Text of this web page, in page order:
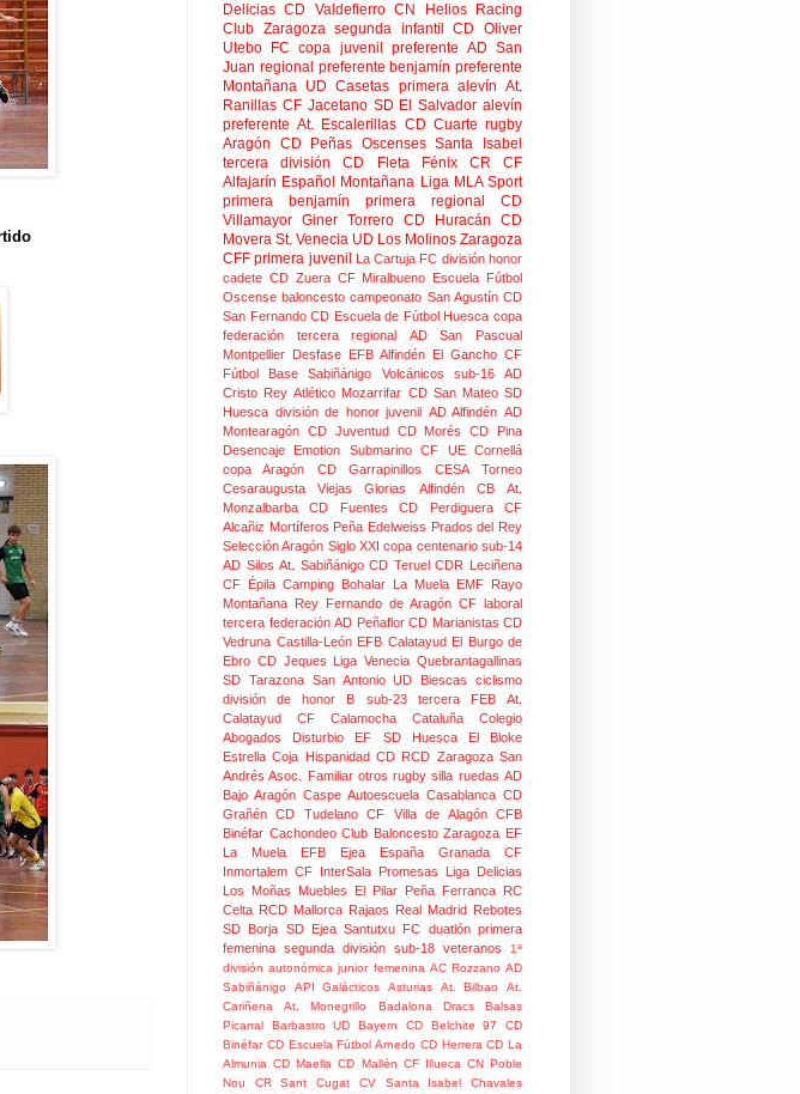
Delicias CD Valdefierro CN Helios
Racing
Club Zaragoza segunda infantil
CD Oliver
Utebo FC copa juvenil preferente AD San
Juan regional preferente benjamín preferente
Montañana UD Casetas primera alevín At.
Ranillas CF Jacetano SD El Salvador alevín
preferente At. Escalerillas CD Cuarte rugby
Aragón
CD Peñas Oscenses Santa Isabel
tercera división
CD Fleta Fénix CR
CF
Alfajarín Español Montañana Liga MLA Sport
primera benjamín
primera regional
CD
Villamayor Giner Torrero CD Huracán
CD
Movera St. Venecia UD Los Molinos Zaragoza
CFF primera juvenil La Cartuja FC división honor
cadete CD Zuera CF Miralbueno Escuela Fútbol
Oscense baloncesto campeonato San Agustín CD
San Fernando CD Escuela de Fútbol Huesca copa
federación
tercera regional
AD San Pascual
Montpellier Desfase EFB Alfindén El Gancho CF
Fútbol Base Sabiñánigo
Volcánicos sub-16
AD
Cristo Rey Atlético Mozarrifar CD San Mateo SD
Huesca división de honor juvenil AD Alfindén AD
Montearagón CD Juventud CD Morés
CD Pina
Desencaje
Emotion Submarino CF
UE Cornellá
copa Aragón
CD Garrapinillos CESA
Torneo
Cesaraugusta
Viejas Glorias Alfindén CB
At.
Monzalbarba
CD Fuentes CD Perdiguera
CF
Alcañiz Mortíferos Peña Edelweiss Prados del Rey
Selección Aragón Siglo XXI copa centenario sub-14
AD Silos At. Sabiñánigo CD Teruel CDR Leciñena
CF Épila Camping Bohalar La Muela EMF Rayo
Montañana Rey Fernando de Aragón CF laboral
tercera federación AD Peñaflor CD Marianistas CD
Vedruna Castilla-León EFB Calatayud El Burgo de
Ebro CD Jeques Liga Venecia Quebrantagallinas
SD Tarazona San Antonio UD Biescas
ciclismo
división de honor B
sub-23 tercera FEB
At.
Calatayud
CF Calamocha Cataluña
Colegio
Abogados
Disturbio EF SD Huesca
El Bloke
Estrella Coja Hispanidad CD RCD Zaragoza San
Andrés Asoc. Familiar otros rugby silla ruedas AD
Bajo Aragón Caspe Autoescuela Casablanca CD
Grañén
CD Tudelano CF Villa de Alagón
CFB
Binéfar Cachondeo Club Baloncesto Zaragoza EF
La Muela
EFB Ejea España
Granada CF
Inmortalem CF InterSala Promesas
Liga Delicias
Los Moñas
Muebles El Pilar Peña Ferranca RC
Celta RCD Mallorca Rajaos Real Madrid Rebotes
SD Borja SD Ejea Santutxu FC duatlón primera
femenina segunda división sub-18 veteranos
1ª
división autonómica junior femenina AC Rozzano AD
Sabiñánigo
API Galácticos Asturias At. Bilbao
At.
Cariñena
At. Monegrillo Badalona Dracs
Balsas
Picarral
Barbastro UD Bayern CD Belchite 97
CD
Binéfar CD Escuela Fútbol Arnedo CD Herrera CD La
Almunia CD Maella CD Mallén CF Illueca CN Poble
Nou
CR Sant Cugat CV Santa Isabel
Chavales